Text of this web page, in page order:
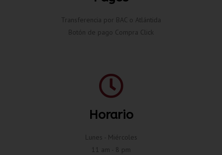
Transferencia por BAC o Atlántida
Botón de pago Compra Click
Horario
Lunes - Miércoles
11 am - 8 pm